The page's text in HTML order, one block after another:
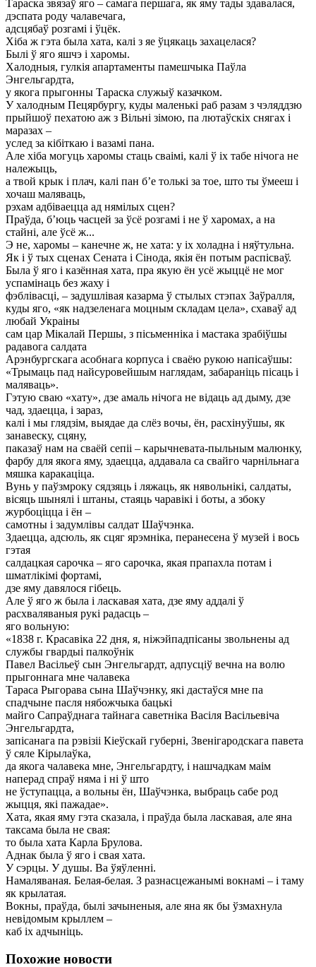
Тараска звязаў яго – самага першага, як яму тады здавалася,
дэспата роду чалавечага,
адсцябаў розгамі і ўцёк.
Хіба ж гэта была хата, калі з яе ўцякаць захацелася?
Былі ў яго яшчэ і харомы.
Халодныя, гулкія апартаменты памешчыка Паўла
Энгельгардта,
у якога прыгонны Тараска служыў казачком.
У халодным Пецярбургу, куды маленькі раб разам з чэляддзю
прыйшоў пехатою аж з Вільні зімою, па лютаўскіх снягах і
маразах –
услед за кібіткаю і вазамі пана.
Але хіба могуць харомы стаць сваімі, калі ў іх табе нічога не
належыць,
а твой крык і плач, калі пан б’е толькі за тое, што ты ўмееш і
хочаш маляваць,
рэхам адбіваецца ад нямілых сцен?
Праўда, б’юць часцей за ўсё розгамі і не ў харомах, а на
стайні, але ўсё ж...
Э не, харомы – канечне ж, не хата: у іх холадна і няўтульна.
Як і ў тых сценах Сената і Сінода, якія ён потым распісваў.
Была ў яго і казённая хата, пра якую ён усё жыццё не мог
успамінаць без жаху і
фэблівасці, – задушлівая казарма ў стылых стэпах Заўралля,
куды яго, «як надзеленага моцным складам цела», схаваў ад
любай Украіны
сам цар Мікалай Першы, з пісьменніка і мастака зрабіўшы
радавога салдата
Арэнбургскага асобнага корпуса і сваёю рукою напісаўшы:
«Трымаць пад найсуровейшым наглядам, забараніць пісаць і
маляваць».
Гэтую сваю «хату», дзе амаль нічога не відаць ад дыму, дзе
чад, здаецца, і зараз,
калі і мы глядзім, выядае да слёз вочы, ён, расхінуўшы, як
занавеску, сцяну,
паказаў нам на сваёй сепіі – карычневата-пыльным малюнку,
фарбу для якога яму, здаецца, аддавала са свайго чарнільнага
мяшка каракаціца.
Вунь у паўзмроку сядзяць і ляжаць, як нявольнікі, салдаты,
вісяць шынялі і штаны, стаяць чаравікі і боты, а збоку
журбоціцца і ён –
самотны і задумлівы салдат Шаўчэнка.
Здаецца, адсюль, як сцяг ярэмніка, перанесена ў музей і вось
гэтая
салдацкая сарочка – яго сарочка, якая прапахла потам і
шматлікімі фортамі,
дзе яму давялося гібець.
Але ў яго ж была і ласкавая хата, дзе яму аддалі ў
расхваляваныя рукі радасць –
яго вольную:
«1838 г. Красавіка 22 дня, я, ніжэйпадпісаны звольнены ад
службы гвардыі палкоўнік
Павел Васільеў сын Энгельгардт, адпусціў вечна на волю
прыгоннага мне чалавека
Тараса Рыгорава сына Шаўчэнку, які дастаўся мне па
спадчыне пасля нябожчыка бацькі
майго Сапраўднага тайнага саветніка Васіля Васільевіча
Энгельгардта,
запісанага па рэвізіі Кіеўскай губерні, Звенігародскага павета
ў сяле Кірылаўка,
да якога чалавека мне, Энгельгардту, і нашчадкам маім
наперад спраў няма і ні ў што
не ўступацца, а вольны ён, Шаўчэнка, выбраць сабе род
жыцця, які пажадае».
Хата, якая яму гэта сказала, і праўда была ласкавая, але яна
таксама была не свая:
то была хата Карла Брулова.
Аднак была ў яго і свая хата.
У сэрцы. У душы. Ва ўяўленні.
Намаляваная. Белая-белая. З разнасцежанымі вокнамі – і таму
як крылатая.
Вокны, праўда, былі зачыненыя, але яна як бы ўзмахнула
невідомым крыллем –
каб іх адчыніць.
Похожие новости